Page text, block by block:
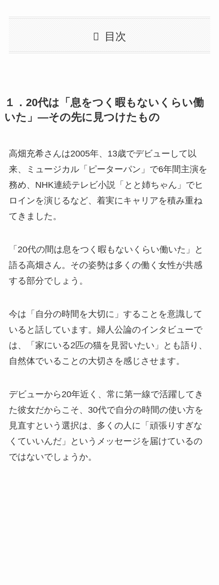
目次
１．20代は「息をつく暇もないくらい働
いた」―その先に見つけたもの
高畑充希さんは2005年、13歳でデビューして以
来、ミュージカル「ピーターパン」で6年間主演を
務め、NHK連続テレビ小説「とと姉ちゃん」でヒ
ロインを演じるなど、着実にキャリアを積み重ね
てきました。
「20代の間は息をつく暇もないくらい働いた」と
語る高畑さん。その姿勢は多くの働く女性が共感
する部分でしょう。
今は「自分の時間を大切に」することを意識して
いると話しています。婦人公論のインタビューで
は、「家にいる2匹の猫を見習いたい」とも語り、
自然体でいることの大切さを感じさせます。
デビューから20年近く、常に第一線で活躍してき
た彼女だからこそ、30代で自分の時間の使い方を
見直すという選択は、多くの人に「頑張りすぎな
くていいんだ」というメッセージを届けているの
ではないでしょうか。